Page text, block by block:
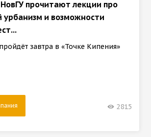
прочитают лекции про
урбанизм и возможности
завтра в «Точке Кипения»
2815